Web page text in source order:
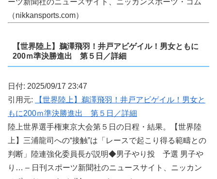
ーツ新聞社のニュースサイト、ニッカンスポーツ・コム
（nikkansports.com）
【世界陸上】鵜澤飛羽！井戸アビゲイル！男女ともに
200ｍ準決勝進出 第５日／詳細
日付: 2025/09/17 23:47
引用元:
【世界陸上】鵜澤飛羽！井戸アビゲイル！男女と
もに200ｍ準決勝進出 第５日／詳細
陸上世界選手権東京大会第５日の日程・結果。【世界陸
上】三浦龍司への“接触”は「レースで起こり得る範疇との
判断」陸連強化委員長が説明◆男子やり投 予選 男子や
り… – 日刊スポーツ新聞社のニュースサイト、ニッカン